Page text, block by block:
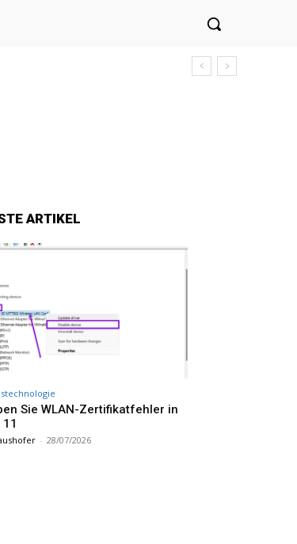
ARTIKEL
Sie WLAN-Zertifikatfehler in
- 28/07/2026